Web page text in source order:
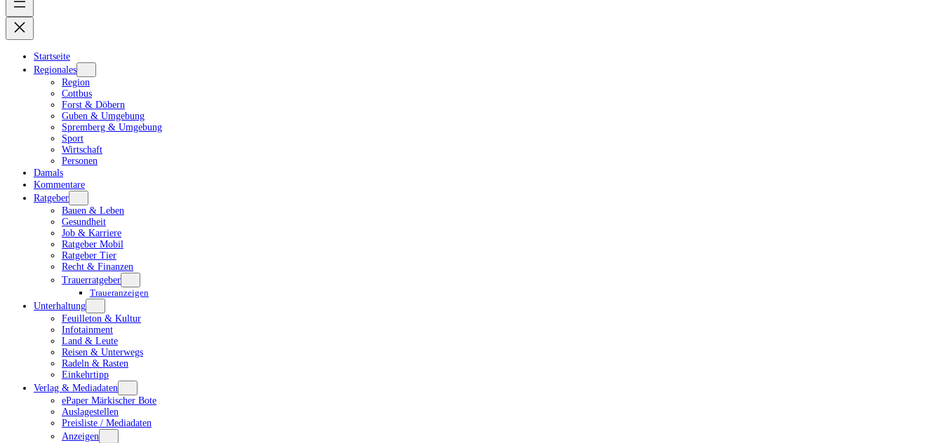
Startseite
Regionales
Region
Cottbus
Forst & Döbern
Guben & Umgebung
Spremberg & Umgebung
Sport
Wirtschaft
Personen
Damals
Kommentare
Ratgeber
Bauen & Leben
Gesundheit
Job & Karriere
Ratgeber Mobil
Ratgeber Tier
Recht & Finanzen
Trauerratgeber
Traueranzeigen
Unterhaltung
Feuilleton & Kultur
Infotainment
Land & Leute
Reisen & Unterwegs
Radeln & Rasten
Einkehrtipp
Verlag & Mediadaten
ePaper Märkischer Bote
Auslagestellen
Preisliste / Mediadaten
Anzeigen